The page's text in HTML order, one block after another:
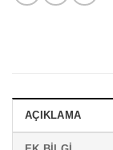
AÇIKLAMA